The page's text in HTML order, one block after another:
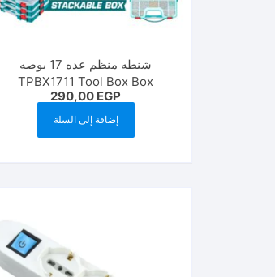
شنطه منظم عده 17 بوصه
TPBX1711 Tool Box Box
Organizer
290,00 EGP
إضافة إلى السلة